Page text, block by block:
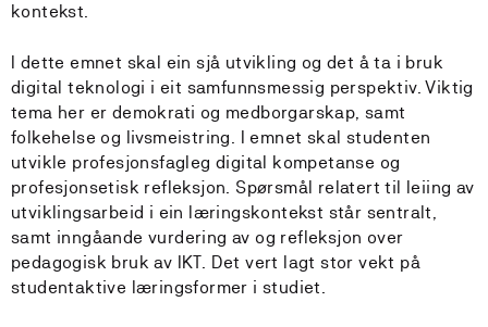
kontekst.
I dette emnet skal ein sjå utvikling og det å ta i bruk
digital teknologi i eit samfunnsmessig perspektiv. Viktig
tema her er demokrati og medborgarskap, samt
folkehelse og livsmeistring. I emnet skal studenten
utvikle profesjonsfagleg digital kompetanse og
profesjonsetisk refleksjon. Spørsmål relatert til leiing av
utviklingsarbeid i ein læringskontekst står sentralt,
samt inngåande vurdering av og refleksjon over
pedagogisk bruk av IKT. Det vert lagt stor vekt på
studentaktive læringsformer i studiet.